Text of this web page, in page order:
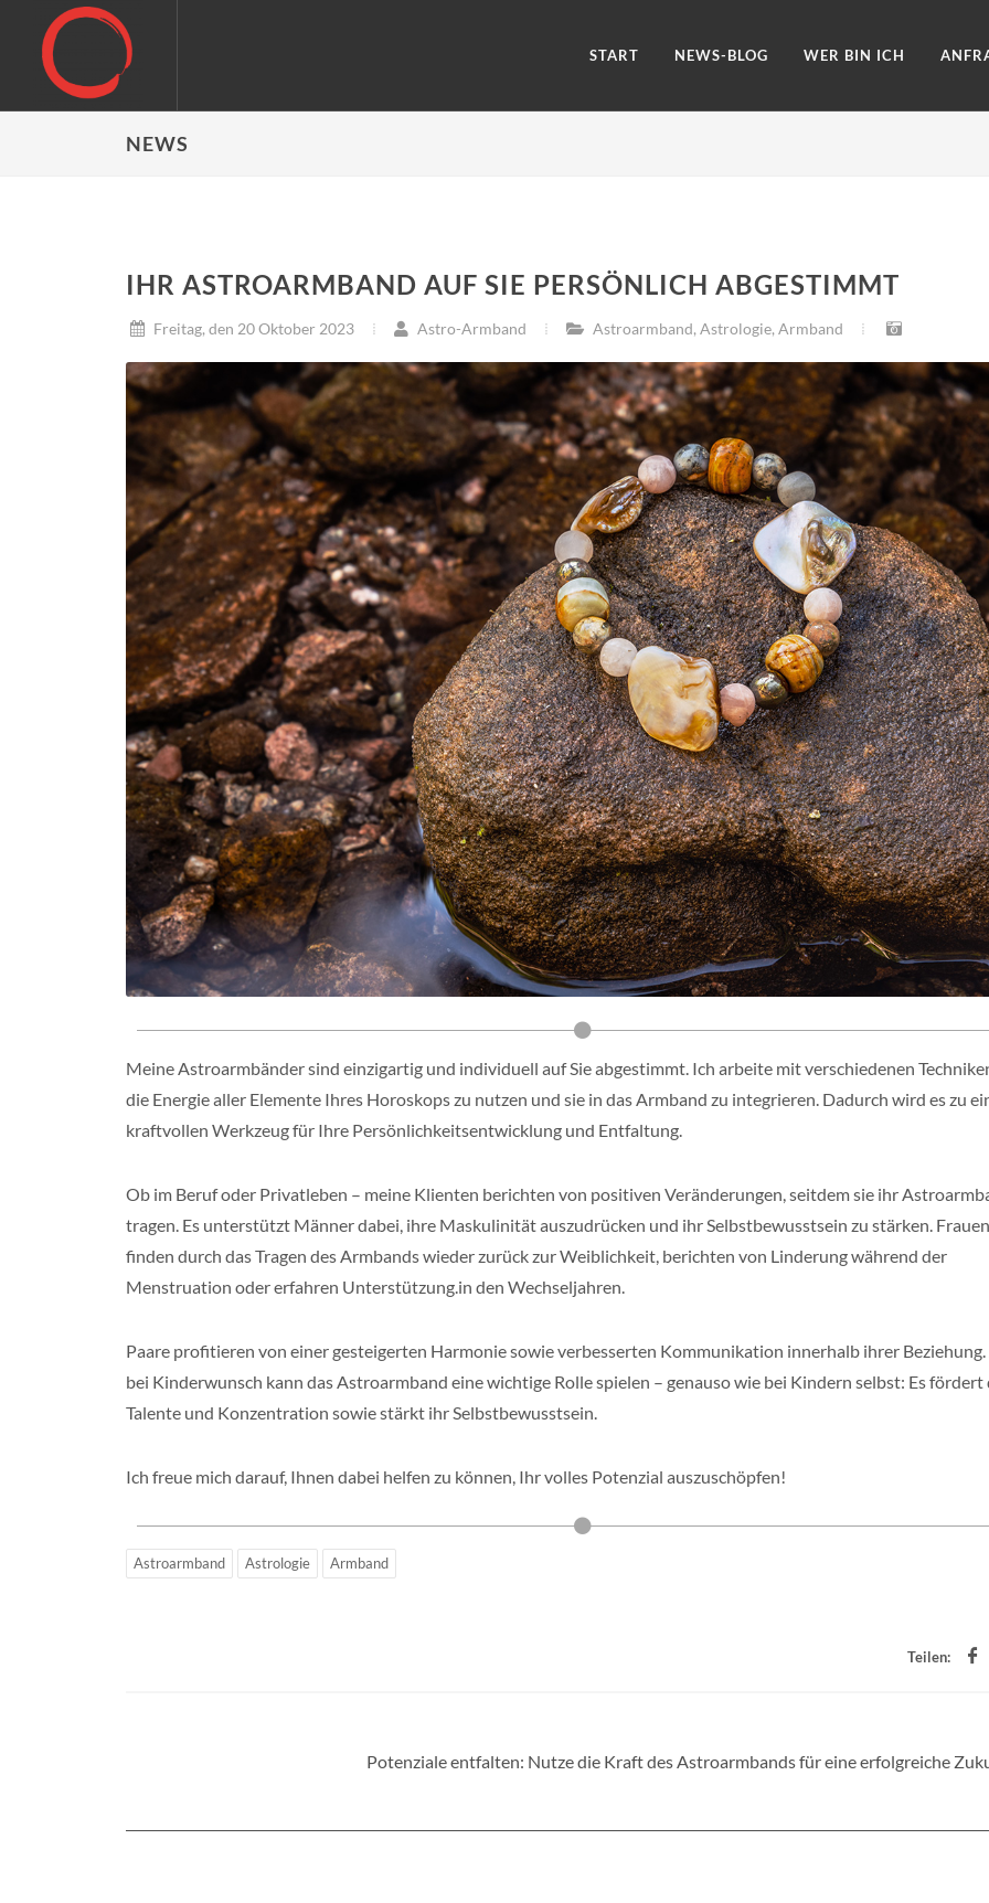
START NEWS-BLOG WER BIN ICH
NEWS
IHR ASTROARMBAND AUF SIE PERSÖNLICH ABGESTIMMT
Freitag, den 20 Oktober 2023 Astro-Armband Astroarmband, Astrologie, Armband
Meine Astroarmbänder sind einzigartig und individuell auf Sie abgestimmt. Ich arbeite mit verschiedenen
die Energie aller Elemente Ihres Horoskops zu nutzen und sie in das Armband zu integrieren. Dadurch wird es zu
kraftvollen Werkzeug für Ihre Persönlichkeitsentwicklung und Entfaltung.
Ob im Beruf oder Privatleben – meine Klienten berichten von positiven Veränderungen, seitdem sie ihr
tragen. Es unterstützt Männer dabei, ihre Maskulinität auszudrücken und ihr Selbstbewusstsein zu stärken. Frauen
finden durch das Tragen des Armbands wieder zurück zur Weiblichkeit, berichten von Linderung während der
Menstruation oder erfahren Unterstützung.in den Wechseljahren.
Paare profitieren von einer gesteigerten Harmonie sowie verbesserten Kommunikation innerhalb ihrer Beziehung.
bei Kinderwunsch kann das Astroarmband eine wichtige Rolle spielen – genauso wie bei Kindern selbst: Es fördert
Talente und Konzentration sowie stärkt ihr Selbstbewusstsein.
Ich freue mich darauf, Ihnen dabei helfen zu können, Ihr volles Potenzial auszuschöpfen!
Astroarmband Astrologie Armband
Teilen:
Potenziale entfalten: Nutze die Kraft des Astroarmbands für eine erfolgreiche
Astro-Armband
Paare
Astro-Armband
Kinder
Astro-Armband
Business
Astro-